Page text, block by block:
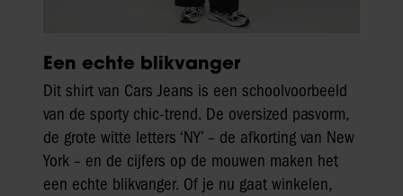
Een echte blikvanger
Dit shirt van Cars Jeans is een schoolvoorbeeld
van de sporty chic-trend. De oversized pasvorm,
de grote witte letters ‘NY’ – de afkorting van New
York – en de cijfers op de mouwen maken het
een echte blikvanger. Of je nu gaat winkelen,